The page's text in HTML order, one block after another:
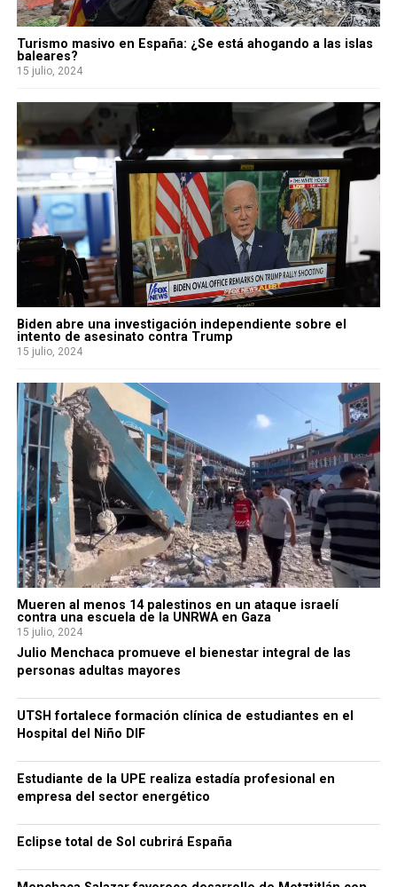
Turismo masivo en España: ¿Se está ahogando a las islas
baleares?
15 julio, 2024
Biden abre una investigación independiente sobre el
intento de asesinato contra Trump
15 julio, 2024
Mueren al menos 14 palestinos en un ataque israelí
contra una escuela de la UNRWA en Gaza
15 julio, 2024
Julio Menchaca promueve el bienestar integral de las
personas adultas mayores
UTSH fortalece formación clínica de estudiantes en el
Hospital del Niño DIF
Estudiante de la UPE realiza estadía profesional en
empresa del sector energético
Eclipse total de Sol cubrirá España